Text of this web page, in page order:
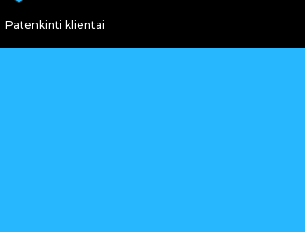
Patenkinti klientai